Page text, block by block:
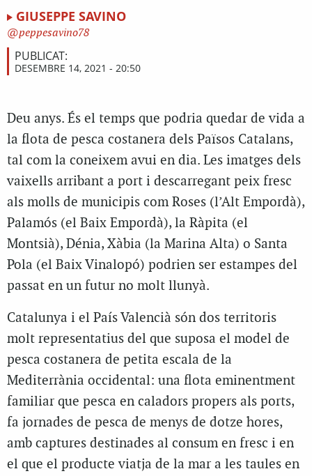
GIUSEPPE SAVINO
peppesavino78
PUBLICAT:
DESEMBRE 14, 2021 - 20:50
Deu anys. És el temps que podria quedar de vida a
la flota de pesca costanera dels Països Catalans,
tal com la coneixem avui en dia. Les imatges dels
vaixells arribant a port i descarregant peix fresc
als molls de municipis com Roses (l’Alt Empordà),
Palamós (el Baix Empordà), la Ràpita (el
Montsià), Dénia, Xàbia (la Marina Alta) o Santa
Pola (el Baix Vinalopó) podrien ser estampes del
passat en un futur no molt llunyà.
Catalunya i el País Valencià són dos territoris
molt representatius del que suposa el model de
pesca costanera de petita escala de la
Mediterrània occidental: una flota eminentment
familiar que pesca en caladors propers als ports,
fa jornades de pesca de menys de dotze hores,
amb captures destinades al consum en fresc i en
el que el producte viatja de la mar a les taules en